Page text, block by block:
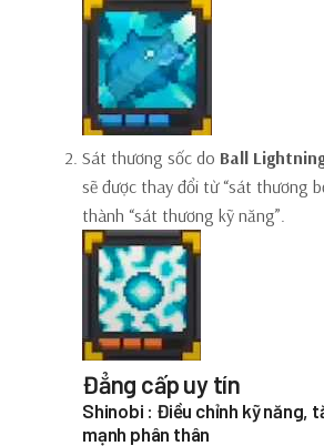
Sát thương sốc do Ball
sẽ được thay đổi từ “sát thương
thành “sát thương kỹ năng”.
Đẳng cấp uy tín
Shinobi : Điều chỉnh kỹ năng,
mạnh phân thân